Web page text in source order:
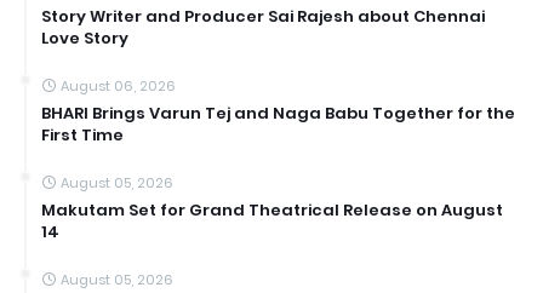
Story Writer and Producer Sai Rajesh about Chennai
Love Story
August 06, 2026
BHARI Brings Varun Tej and Naga Babu Together for the
First Time
August 05, 2026
Makutam Set for Grand Theatrical Release on August
14
August 05, 2026